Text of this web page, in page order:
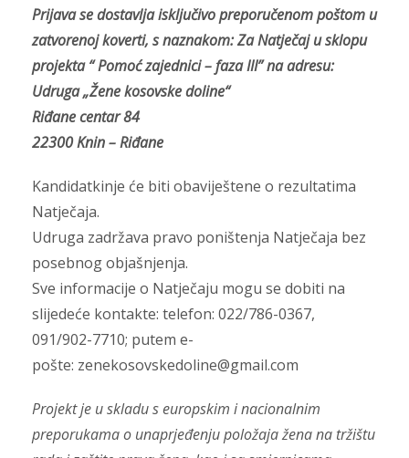
Prijava se dostavlja isključivo preporučenom poštom u
zatvorenoj koverti, s naznakom: Za Natječaj u sklopu
projekta “ Pomoć zajednici – faza III” na adresu:
Udruga „Žene kosovske doline“
Riđane centar 84
22300 Knin – Riđane
Kandidatkinje će biti obaviještene o rezultatima
Natječaja.
Udruga zadržava pravo poništenja Natječaja bez
posebnog objašnjenja.
Sve informacije o Natječaju mogu se dobiti na
slijedeće kontakte: telefon: 022/786-0367,
091/902-7710; putem e-
pošte: zenekosovskedoline@gmail.com
Projekt je u skladu s europskim i nacionalnim
preporukama o unaprjeđenju položaja žena na tržištu